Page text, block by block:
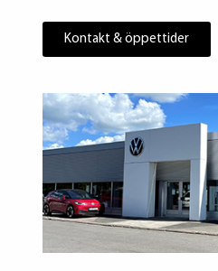
Kontakt & öppettider